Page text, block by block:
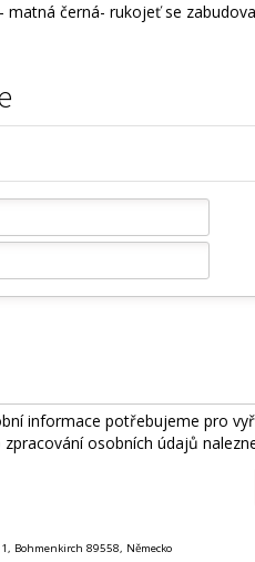
matná černá- rukojeť se
informace potřebujeme pro
zpracování osobních údajů
Bohmenkirch 89558, Německo